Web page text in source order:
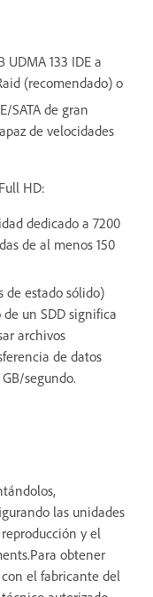
UDMA 133 IDE a
(recomendado) o
SATA de gran
de velocidades
HD:
dedicado a 7200
de al menos 150
de estado sólido)
un SDD significa
archivos
de datos
segundo.
las unidades
y el
obtener
el fabricante del